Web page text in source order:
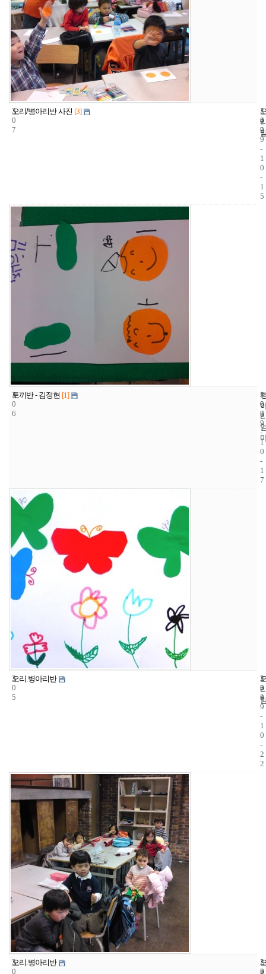
3
0
7
오리/병아리반 사진 [3]
1
4
2
2
0
0
9
-
1
0
-
1
5
3
0
6
토끼반 - 김정현 [1]
1
0
3
2
0
0
9
-
1
0
-
1
7
3
0
5
오리.병아리반
1
3
4
2
0
0
9
-
1
0
-
2
2
3
0
오리.병아리반
2
3
2
0